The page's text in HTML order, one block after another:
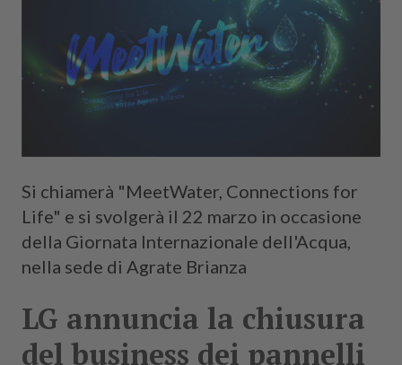
Si chiamerà "MeetWater, Connections for
Life" e si svolgerà il 22 marzo in occasione
della Giornata Internazionale dell'Acqua,
nella sede di Agrate Brianza
LG annuncia la chiusura
del business dei pannelli